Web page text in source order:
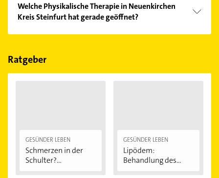
Kundenmeinungen und profitieren Sie von den
Empfehlungen. Die Suchergebnisse können Sie sich
einfach nachBewertungensortiert anzeigen lassen.
Welche Physikalische Therapie in Neuenkirchen
Kreis Steinfurt hat gerade geöffnet?
Im Anbieter-Bereich finden Sie alleÖffnungszeiten.
Feiertagen abweichen können.
Ratgeber
GESÜNDER LEBEN
Schmerzen in der
Schulter?
GESÜNDER LEBEN
Lipödem:
Behandlung des